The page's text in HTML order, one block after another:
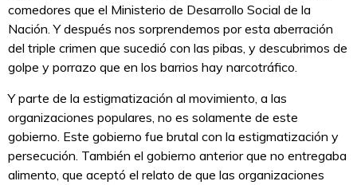
comedores que el Ministerio de Desarrollo Social de la
Nación. Y después nos sorprendemos por esta aberración
del triple crimen que sucedió con las pibas, y descubrimos de
golpe y porrazo que en los barrios hay narcotráfico.
Y parte de la estigmatización al movimiento, a las
organizaciones populares, no es solamente de este
gobierno. Este gobierno fue brutal con la estigmatización y
persecución. También el gobierno anterior que no entregaba
alimento, que aceptó el relato de que las organizaciones